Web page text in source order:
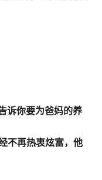
诉你要为爸妈的养
不再热衷炫富，他